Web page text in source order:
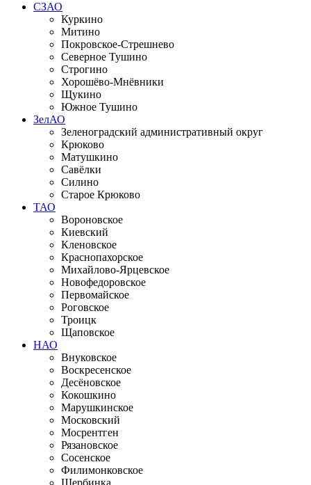
СЗАО
Куркино
Митино
Покровское-Стрешнево
Северное Тушино
Строгино
Хорошёво-Мнёвники
Щукино
Южное Тушино
ЗелАО
Зеленоградский административный округ
Крюково
Матушкино
Савёлки
Силино
Старое Крюково
ТАО
Вороновское
Киевский
Кленовское
Краснопахорское
Михайлово-Ярцевское
Новофедоровское
Первомайское
Роговское
Троицк
Щаповское
НАО
Внуковское
Воскресенское
Десёновское
Кокошкино
Марушкинское
Московский
Мосрентген
Рязановское
Сосенское
Филимонковское
Щербинка